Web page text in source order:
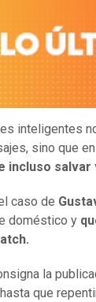
inteligentes
sino que
incluso salvar
caso de
doméstico y
la
que